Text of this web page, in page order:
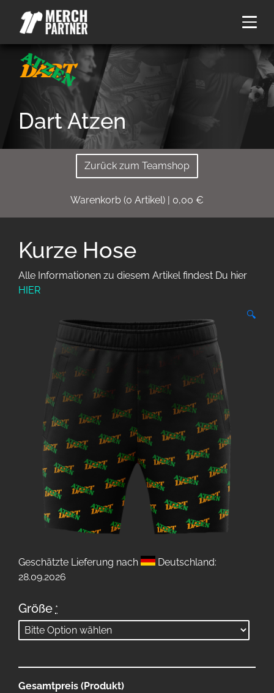
Dart Atzen
Zurück zum Teamshop
Warenkorb (0 Artikel) | 0,00 €
Kurze Hose
Alle Informationen zu diesem Artikel findest Du hier
HIER
🔍
Geschätzte Lieferung nach
Deutschland:
28.09.2026
Größe *
Gesamtpreis (Produkt)